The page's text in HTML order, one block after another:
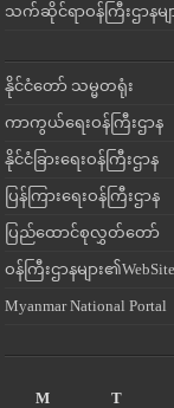
သက်ဆိုင်ရာဝန်ကြီးဌာနမျာ
နိုင်ငံတော် သမ္မတရုံး
ကာကွယ်ရေးဝန်ကြီးဌာန
နိုင်ငံခြားရေးဝန်ကြီးဌာန
ပြန်ကြားရေးဝန်ကြီးဌာန
ပြည်ထောင်စုလွှတ်တော်
ဝန်ကြီးဌာနများ၏WebSite
Myanmar National Portal
M
T